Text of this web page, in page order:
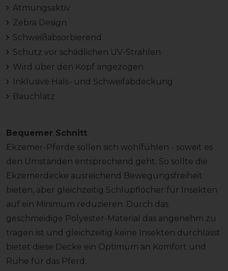
Atmungsaktiv
Zebra Design
Schweißabsorbierend
Schutz vor schädlichen UV-Strahlen
Wird über den Kopf angezogen
Inklusive Hals- und Schweifabdeckung
Bauchlatz
Bequemer Schnitt
Ekzemer-Pferde sollen sich wohlfühlen - soweit es
den Umständen entsprechend geht. So sollte die
Ekzemerdecke ausreichend Bewegungsfreiheit
bieten, aber gleichzeitig Schlupflöcher für Insekten
auf ein Minimum reduzieren. Durch das
geschmeidige Polyester-Material das angenehm zu
tragen ist und gleichzeitig keine Insekten durchlässt
bietet diese Decke ein Optimum an Komfort und
Ruhe für das Pferd.